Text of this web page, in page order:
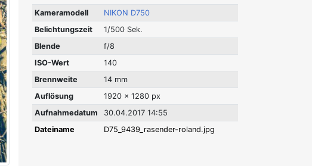
Kameramodell
NIKON D750
Belichtungszeit
1/500 Sek.
Blende
f/8
ISO-Wert
140
Brennweite
14 mm
Auflösung
1920 x 1280 px
Aufnahmedatum
30.04.2017 14:55
Dateiname
D75_9439_rasender-roland.jpg